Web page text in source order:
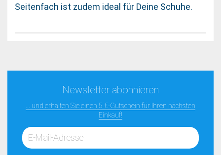
Seitenfach ist zudem ideal für Deine Schuhe.
Newsletter abonnieren
... und erhalten Sie einen 5 €-Gutschein für Ihren nächsten
Einkauf!